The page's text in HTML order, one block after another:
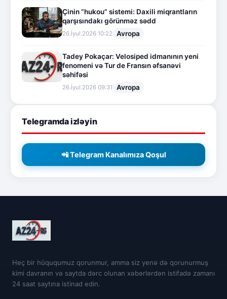
Çinin “hukou” sistemi: Daxili miqrantların
qarşısındakı görünməz sədd
26.İyul.2026 10:22 Avropa
Tadey Pokaçar: Velosiped idmanının yeni
fenomeni və Tur de Fransın əfsanəvi
səhifəsi
26.İyul.2026 09:31 Avropa
Telegramda izləyin
📲 Telegram Kanalımıza Qoşul
Heç bir hüququmuz qorunmur, amma siz yenə də qorunurmuş
kimi davranın və saytda dərc olunan xəbərlərdən istifadə zamanı
24 saat saytına istinad edin.